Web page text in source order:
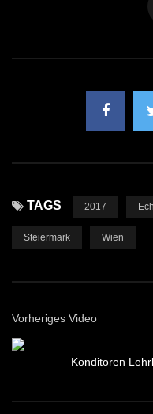
TAGS 2017
Steiermark Wien
Vorheriges Video
Konditoren